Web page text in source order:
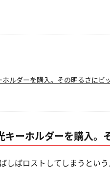
ルダーを購入。その明るさにビ
キーホルダーを購入。
しばロストしてしまうとい